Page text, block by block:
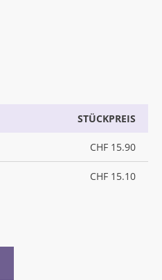
STÜCKPREIS
CHF 15.90
CHF 15.10
Wert ein oder